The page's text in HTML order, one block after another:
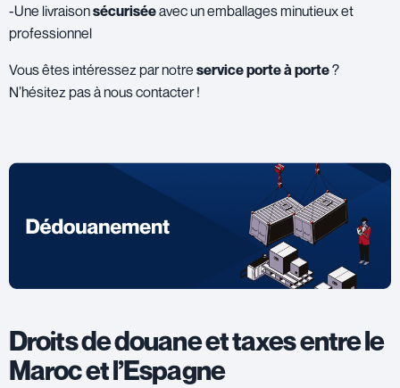
-Une livraisonsécuriséeavec un emballages minutieux et
professionnel
Vous êtes intéressez par notre service porte à porte?
N’hésitez pas à nous contacter !
Droits de douane et taxes entre le
Maroc et l’Espagne